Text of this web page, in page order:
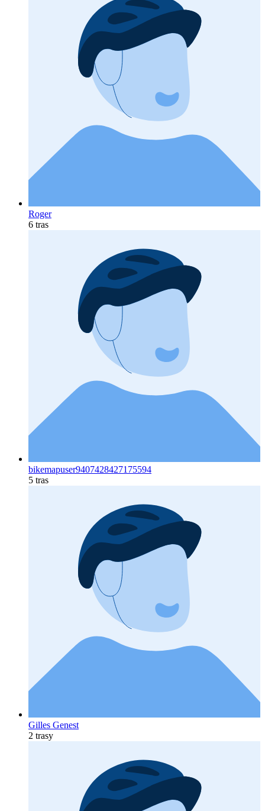
Roger
6 tras
bikemapuser9407428427175594
5 tras
Gilles Genest
2 trasy